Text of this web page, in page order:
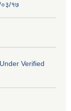
०३/१७
Under Verified